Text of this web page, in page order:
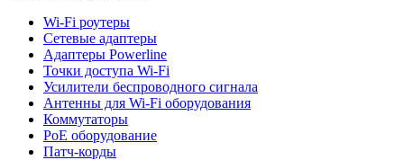
Wi-Fi роутеры
Сетевые адаптеры
Адаптеры Powerline
Точки доступа Wi-Fi
Усилители беспроводного сигнала
Антенны для Wi-Fi оборудования
Коммутаторы
PoE оборудование
Патч-корды